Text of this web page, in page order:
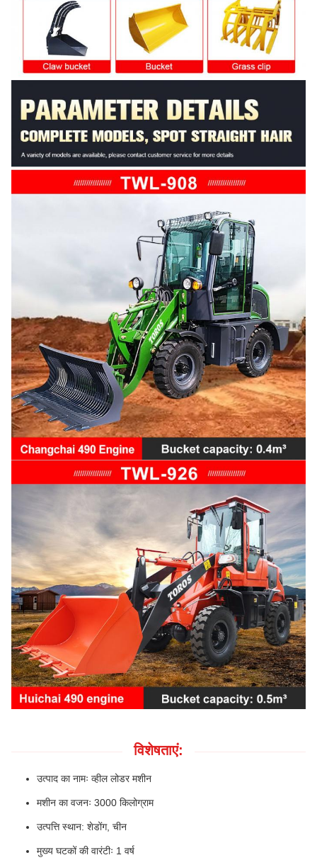
विशेषताएं:
उत्पाद का नामः व्हील लोडर मशीन
मशीन का वजनः 3000 किलोग्राम
उत्पत्ति स्थान: शेडोंग, चीन
मुख्य घटकों की वारंटीः 1 वर्ष